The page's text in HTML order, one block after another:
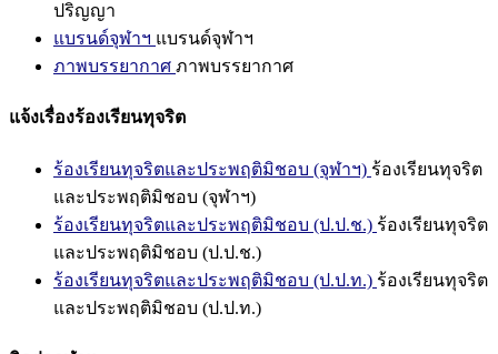
ปริญญา
แบรนด์จุฬาฯ แบรนด์จุฬาฯ
ภาพบรรยากาศ ภาพบรรยากาศ
แจ้งเรื่องร้องเรียนทุจริต
ร้องเรียนทุจริตและประพฤติมิชอบ (จุฬาฯ) ร้องเรียนทุจริต
และประพฤติมิชอบ (จุฬาฯ)
ร้องเรียนทุจริตและประพฤติมิชอบ (ป.ป.ช.) ร้องเรียนทุจริต
และประพฤติมิชอบ (ป.ป.ช.)
ร้องเรียนทุจริตและประพฤติมิชอบ (ป.ป.ท.) ร้องเรียนทุจริต
และประพฤติมิชอบ (ป.ป.ท.)